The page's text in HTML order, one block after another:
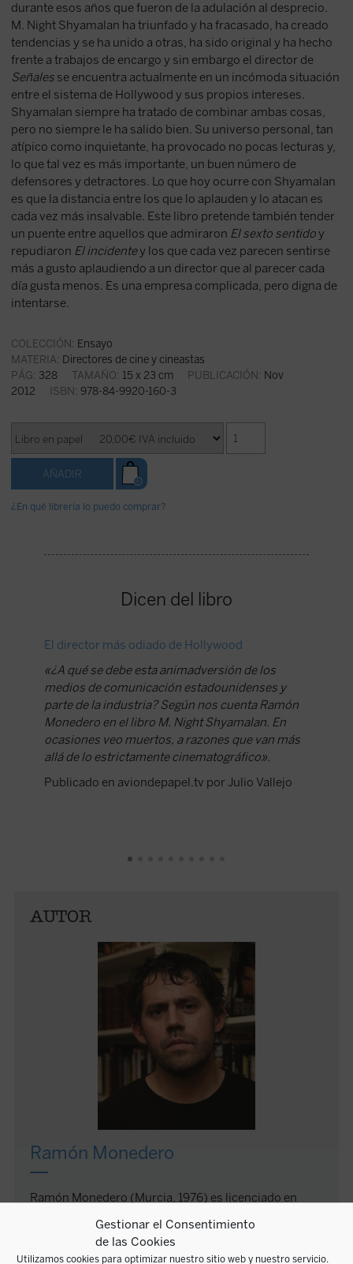
Gestionar el Consentimiento
de las Cookies
Utilizamos cookies para optimizar nuestro sitio web y nuestro servicio.
durante esos años que fueron de la adulación al desprecio.
M. Night Shyamalan ha triunfado y ha fracasado, ha creado
tendencias y se ha unido a otras, ha sido original y ha hecho
frente a trabajos de encargo y sin embargo el director de
Señalesse encuentra actualmente en un incómoda situación
entre el sistema de Hollywood y sus propios intereses.
Shyamalan siempre ha tratado de combinar ambas cosas,
pero no siempre le ha salido bien. Su universo personal, tan
atípico como inquietante, ha provocado no pocas lecturas y,
lo que tal vez es más importante, un buen número de
defensores y detractores. Lo que hoy ocurre con Shyamalan
es que la distancia entre los que lo aplauden y lo atacan es
cada vez más insalvable. Este libro pretende también tender
un puente entre aquellos que admiraron El sexto sentidoy
repudiaron El incidentey los que cada vez parecen sentirse
más a gusto aplaudiendo a un director que al parecer cada
día gusta menos. Es una empresa complicada, pero digna de
intentarse.
COLECCIÓN: Ensayo
MATERIA: Directores de cine y cineastas
PÁG: 328 TAMAÑO: 15 x 23 cm PUBLICACIÓN: Nov
2012 ISBN: 978-84-9920-160-3
¿En qué librería lo puedo comprar?
Dicen del libro
El director más odiado de Hollywood
«¿A qué se debe esta animadversión de los
medios de comunicación estadounidenses y
parte de la industria? Según nos cuenta Ramón
Monedero en el libro M. Night Shyamalan. En
ocasiones veo muertos, a razones que van más
allá de lo estrictamente cinematográfico».
Publicado en aviondepapel.tv por Julio Vallejo
AUTOR
Ramón Monedero
Ramón Monedero (Murcia, 1976) es licenciado en
Católica San Antonio de Murcia (UCAM) y miembro
del Círculo de Escritores Cinematográficos (CEC).